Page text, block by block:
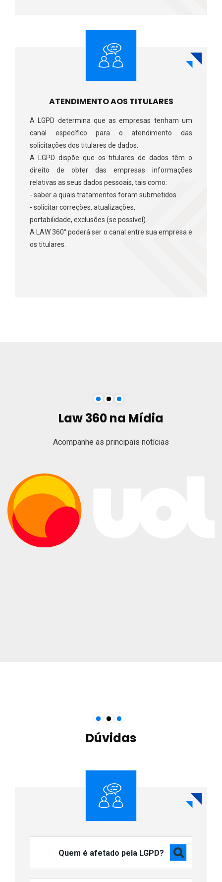
ATENDIMENTO AOS TITULARES
A LGPD determina que as empresas tenham um
canal específico para o atendimento das
solicitações dos titulares de dados.
A LGPD dispõe que os titulares de dados têm o
direito de obter das empresas informações
relativas as seus dados pessoais, tais como:
- saber a quais tratamentos foram submetidos.
- solicitar correções, atualizações,
portabilidade, exclusões (se possível). ​
A LAW 360° poderá ser o canal entre sua empresa e
os titulares.
Law 360 na Mídia
Acompanhe as principais notícias
Dúvidas
Quem é afetado pela LGPD?